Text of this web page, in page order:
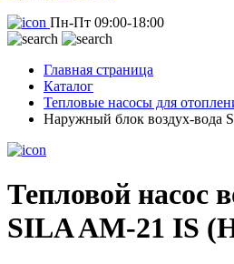
Пн-Пт 09:00-18:00
Главная страница
Каталог
Тепловые насосы для
Наружный блок воздух-вода
Тепловой насос
SILA AM-21 IS